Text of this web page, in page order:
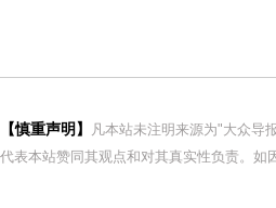
【慎重声明】
凡本站未注明来源为"大众导
代表本站赞同其观点和对其真实性负责。